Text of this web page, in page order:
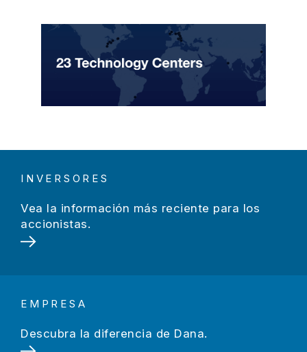
INVERSORES
Vea la información más reciente para los
accionistas.
EMPRESA
Descubra la diferencia de Dana.